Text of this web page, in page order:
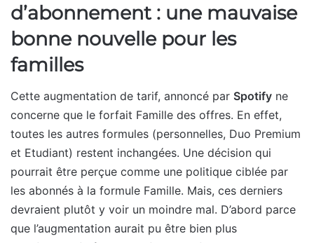
d’abonnement : une mauvaise
bonne nouvelle pour les
familles
Cette augmentation de tarif, annoncé par Spotify ne
concerne que le forfait Famille des offres. En effet,
toutes les autres formules (personnelles, Duo Premium
et Etudiant) restent inchangées. Une décision qui
pourrait être perçue comme une politique ciblée par
les abonnés à la formule Famille. Mais, ces derniers
devraient plutôt y voir un moindre mal. D’abord parce
que l’augmentation aurait pu être bien plus